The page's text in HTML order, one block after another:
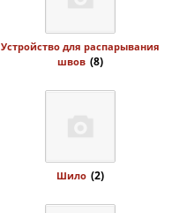
Устройство для распарывания
швов (8)
Шило (2)